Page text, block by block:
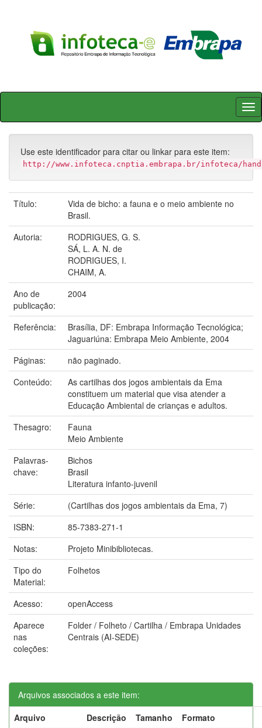
Skip
Use este identificador para citar ou linkar para este item:
http://www.infoteca.cnptia.embrapa.br/infoteca/
Título:
Vida de bicho: a fauna e o meio ambiente no
Brasil.
Autoria:
RODRIGUES, G. S.
SÁ, L. A. N. de
RODRIGUES, I.
CHAIM, A.
Ano de
publicação:
2004
Referência:
Brasília, DF: Embrapa Informação Tecnológica;
Jaguariúna: Embrapa Meio Ambiente, 2004
Páginas:
não paginado.
Conteúdo:
As cartilhas dos jogos ambientais da Ema
constituem um material que visa atender a
Educação Ambiental de crianças e adultos.
Thesagro:
Fauna
Meio Ambiente
Palavras-
chave:
Bichos
Brasil
Literatura infanto-juvenil
Série:
(Cartilhas dos jogos ambientais da Ema, 7)
ISBN:
85-7383-271-1
Notas:
Projeto Minibibliotecas.
Tipo do
Material:
Folhetos
Acesso:
openAccess
Aparece
nas
coleções:
Folder / Folheto / Cartilha / Embrapa Unidades
Centrais (AI-SEDE)
Arquivos associados a este item:
Arquivo
Descrição Tamanho
Formato